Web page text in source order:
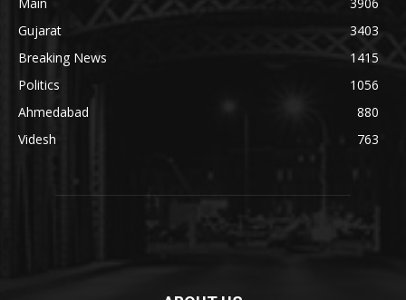
Gujarat
3403
Breaking News
1415
Politics
1056
Ahmedabad
880
Videsh
763